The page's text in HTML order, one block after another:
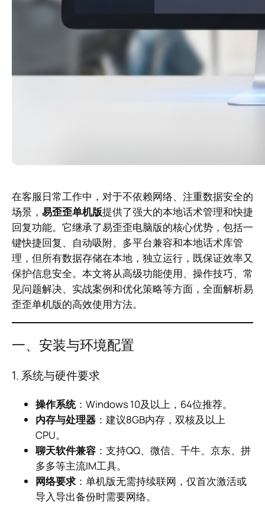
在客服日常工作中，对于不依赖网络、注重数据安全的
场景， 易歪歪单机版提供了强大的本地话术管理和快捷
回复功能。它继承了易歪歪电脑版的核心优势，包括一
键快捷回复、自动吸附、多平台兼容和本地话术库管
理，但所有数据存储在本地，独立运行，既保证效率又
保护信息安全。本文将从高级功能使用、操作技巧、常
见问题解决、实战案例和优化策略等方面，全面解析易
歪歪单机版的高效使用方法。
一、安装与环境配置
1. 系统与硬件要求
操作系统：Windows 10及以上，64位推荐。
内存与处理器 ：建议8GB内存，双核及以上
CPU。
聊天软件兼容 ：支持QQ、微信、千牛、京东、拼
多多等主流IM工具。
网络要求：单机版无需持续联网，仅首次激活或
导入导出备份时需要网络。